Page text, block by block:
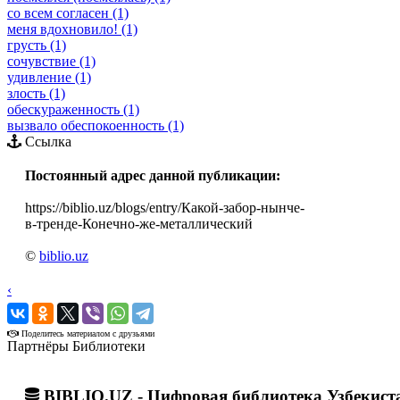
со всем согласен (1)
меня вдохновило! (1)
грусть (1)
сочувствие (1)
удивление (1)
злость (1)
обескураженность (1)
вызвало обеспокоенность (1)
Ссылка
Постоянный адрес данной публикации:
https://biblio.uz/blogs/entry/Какой-забор-нынче-
в-тренде-Конечно-же-металлический
© biblio.uz
‹
›
Поделитесь материалом с друзьями
Партнёры Библиотеки